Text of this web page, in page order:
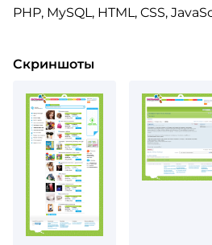
PHP, MySQL, HTML, CSS,
Скриншоты